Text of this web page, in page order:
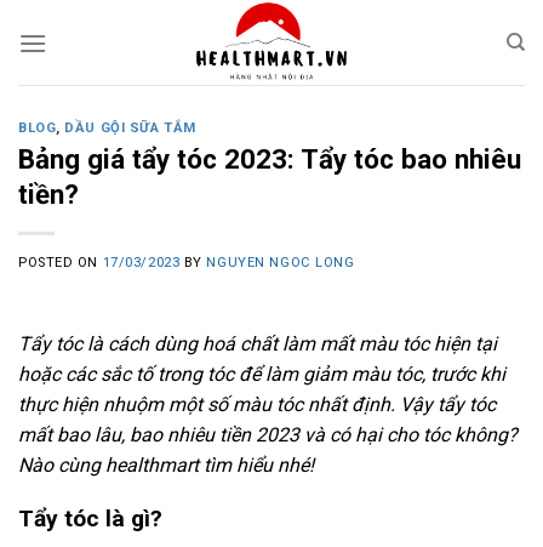
BLOG, DẦU GỘI SỮA TẮM
Bảng giá tẩy tóc 2023: Tẩy tóc bao nhiêu
tiền?
POSTED ON 17/03/2023 BY NGUYEN NGOC LONG
Tẩy tóc là cách dùng hoá chất làm mất màu tóc hiện tại
hoặc các sắc tố trong tóc để làm giảm màu tóc, trước khi
thực hiện nhuộm một số màu tóc nhất định. Vậy tẩy tóc
mất bao lâu, bao nhiêu tiền 2023 và có hại cho tóc không?
Nào cùng healthmart tìm hiểu nhé!
Tẩy tóc là gì?